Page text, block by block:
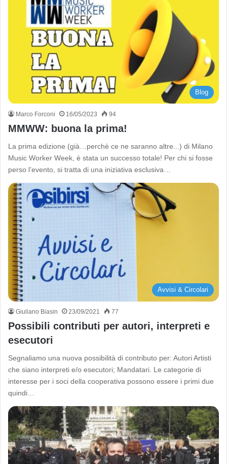
Blog
Marco Forconi 16/05/2023 94
MMWW: buona la prima!
La prima edizione (già…perchè ce ne saranno altre...) di Milano
Music Worker Week, è stata un successo totale! Per chi si fosse
perso l’evento, si tratta di una iniziativa esclusiva…
Avvisi & Circolari
Giuliano Biasin 23/09/2021 77
Possibili contributi per autori, interpreti e
esecutori
Segnaliamo una nuova possibilità di contributo per: Autori Artisti
che siano interpreti e/o esecutori; Mandatari. Le categorie di
interesse per i soci della cooperativa possono essere i primi due
quindi…